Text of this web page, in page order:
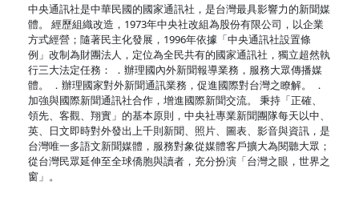
中央通訊社是中華民國的國家通訊社，是台灣最具影響力的新聞媒
體。 經歷組織改造，1973年中央社改組為股份有限公司，以企業
方式經營；隨著民主化發展，1996年依據「中央通訊社設置條
例」改制為財團法人，定位為全民共有的國家通訊社，獨立超然執
行三大法定任務： ．辦理國內外新聞報導業務，服務大眾傳播媒
體。 ．辦理國家對外新聞通訊業務，促進國際對台灣之瞭解。 ．
加強與國際新聞通訊社合作，增進國際新聞交流。 秉持「正確、
領先、客觀、翔實」的基本原則，中央社專業新聞團隊每天以中、
英、日文即時對外發出上千則新聞、照片、圖表、影音與資訊，是
台灣唯一多語文新聞媒體，服務對象從媒體客戶擴大為閱聽大眾；
從台灣民眾延伸至全球僑胞與讀者，充分扮演「台灣之眼，世界之
窗」。